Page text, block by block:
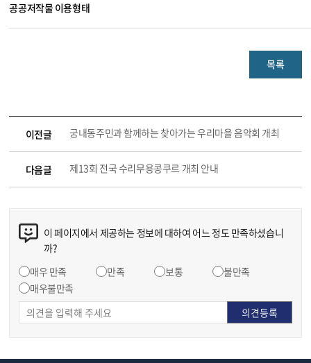
공공저작물 이용형태
목록
이전글 궁내동주민과 함께하는 찾아가는 우리마을 음악회 개최
다음글 제13회 전국 수리무용콩쿠르 개최 안내
이 페이지에서 제공하는 정보에 대하여 어느 정도 만족하셨습니
까?
매우 만족
만족 보통
불만족
매우불만족